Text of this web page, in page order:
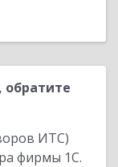
ИТС)
фирмы 1С.